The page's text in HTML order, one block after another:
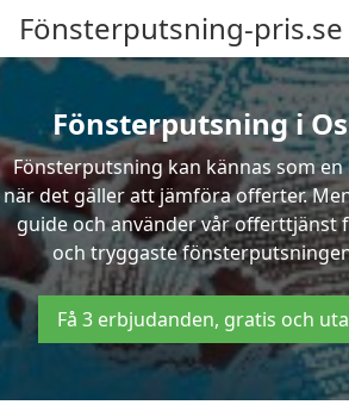
Fönsterputsning-pris.se
Fönsterputsning i
Fönsterputsning kan kännas som
när det gäller att jämföra offerter.
guide och använder vår offerttjänst
och tryggaste
Få 3 erbjudanden, gratis och